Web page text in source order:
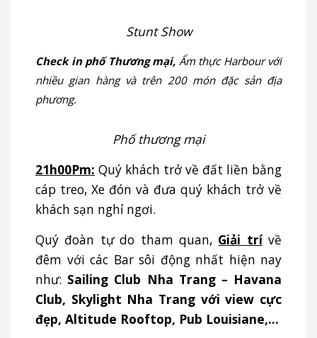
Stunt Show
Check in phố Thương mại, Ẩm thực Harbour với
nhiều gian hàng và trên 200 món đặc sản địa
phương.
Phố thương mại
21h00Pm: Quý khách trở về đất liền bằng
cáp treo, Xe đón và đưa quý khách trở về
khách sạn nghỉ ngơi.
Quý đoàn tự do tham quan, Giải trívề
đêm với các Bar sôi động nhất hiện nay
như: Sailing Club Nha Trang – Havana
Club, Skylight Nha Trang với view cực
đẹp, Altitude Rooftop, Pub Louisiane,…